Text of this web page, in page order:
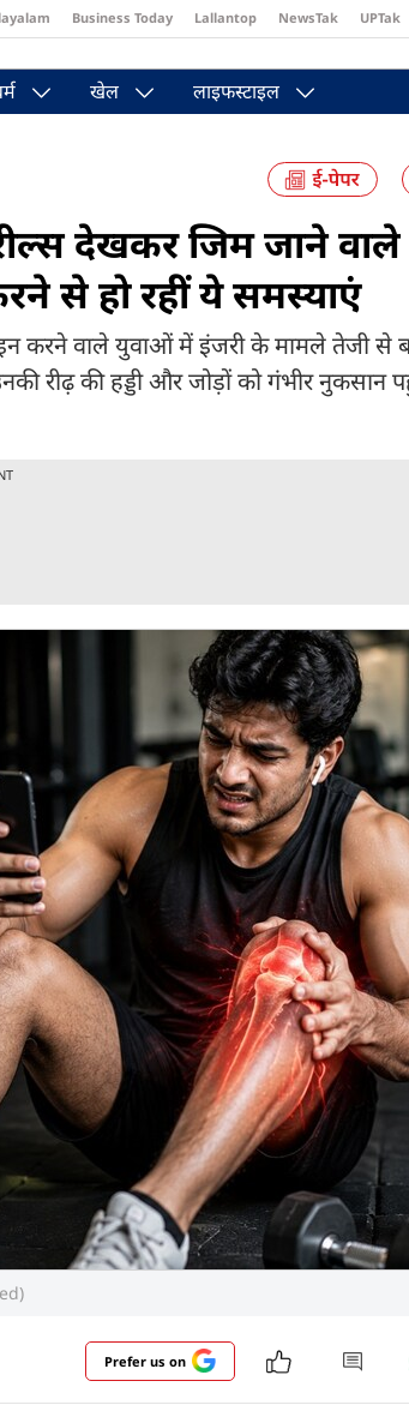
Business Today Lallantop NewsTak UPTak
खेल लाइफस्टाइल
देखकर जिम जाने वाले
से हो रहीं ये समस्याएं
करने वाले युवाओं में इंजरी के मामले तेजी से
रीढ़ की हड्डी और जोड़ों को गंभीर नुकसान
Prefer us on